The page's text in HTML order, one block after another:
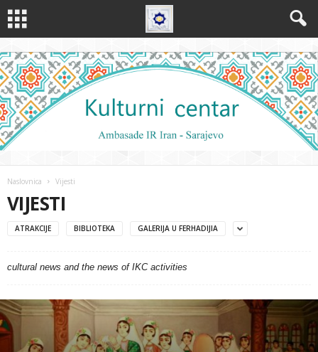
Naslovnica Vijesti
VIJESTI
ATRAKCIJE BIBLIOTEKA GALERIJA U FERHADIJIA
cultural news and the news of IKC activities